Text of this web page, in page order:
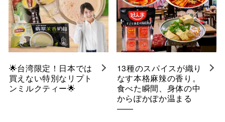
🌟台湾限定！日本では
買えない特別なリプト
ンミルクティー🌟
13種のスパイスが織り
なす本格麻辣の香り。
食べた瞬間、身体の中
からぽかぽか温まる
——